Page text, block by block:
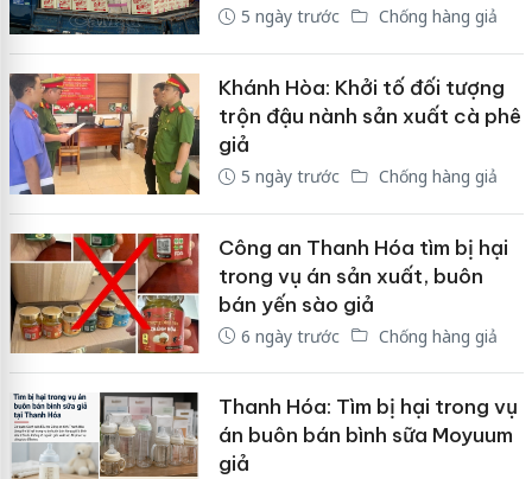
5 ngày trước Chống hàng giả
Khánh Hòa: Khởi tố đối tượng
trộn đậu nành sản xuất cà phê
giả
5 ngày trước Chống hàng giả
Công an Thanh Hóa tìm bị hại
trong vụ án sản xuất, buôn
bán yến sào giả
6 ngày trước Chống hàng giả
Thanh Hóa: Tìm bị hại trong vụ
án buôn bán bình sữa Moyuum
giả